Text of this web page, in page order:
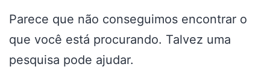
Parece que não conseguimos encontrar o
que você está procurando. Talvez uma
pesquisa pode ajudar.